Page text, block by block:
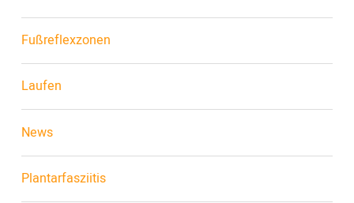
Fußreflexzonen
Laufen
News
Plantarfasziitis